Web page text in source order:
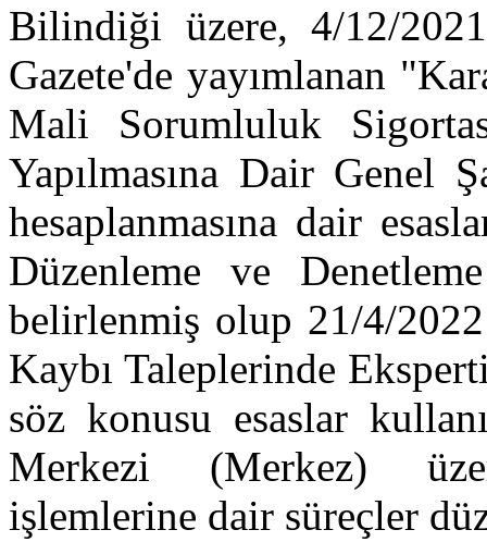
Bilindiği üzere, 4/12/
Gazete'de yayımlanan
Mali Sorumluluk
Yapılmasına Dair Genel
hesaplanmasına dair
Düzenleme ve
belirlenmiş olup 21/4/
Kaybı Taleplerinde
söz konusu esaslar
Merkezi (Merkez)
işlemlerine dair süreçler